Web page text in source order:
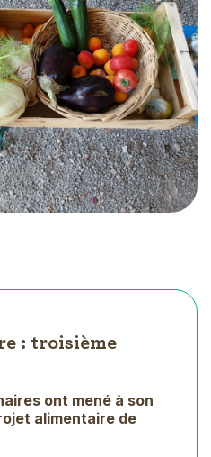
: troisième
ont mené à son
alimentaire de